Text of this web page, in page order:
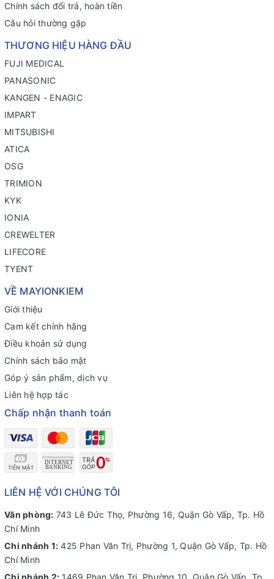
Chính sách đổi trả, hoàn tiền
Câu hỏi thường gặp
THƯƠNG HIỆU HÀNG ĐẦU
FUJI MEDICAL
PANASONIC
KANGEN - ENAGIC
IMPART
MITSUBISHI
ATICA
OSG
TRIMION
KYK
IONIA
CREWELTER
LIFECORE
TYENT
VỀ MAYIONKIEM
Giới thiệu
Cam kết chính hãng
Điều khoản sử dụng
Chính sách bảo mật
Góp ý sản phẩm, dịch vụ
Liên hệ hợp tác
Chấp nhận thanh toán
LIÊN HỆ VỚI CHÚNG TÔI
Văn phòng: 743 Lê Đức Thọ, Phường 16, Quận Gò Vấp, Tp. Hồ
Chí Minh
Chi nhánh 1: 425 Phan Văn Trị, Phường 1, Quận Gò Vấp, Tp. Hồ
Chí Minh
Chi nhánh 2: 1469 Phan Văn Trị, Phường 10, Quận Gò Vấp, Tp.